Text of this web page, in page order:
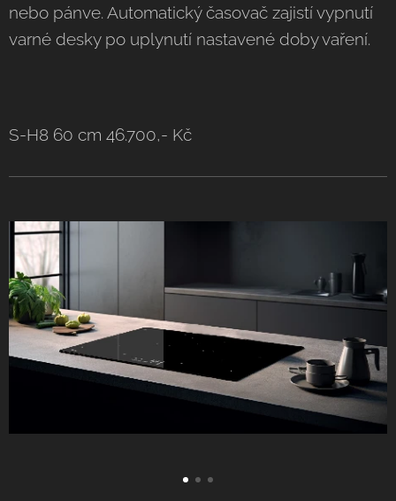
nebo pánve. Automatický časovač zajistí vypnutí
varné desky po uplynutí nastavené doby vaření.
S-H8 60 cm 46.700,- Kč